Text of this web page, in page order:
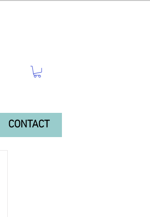
CONTACT